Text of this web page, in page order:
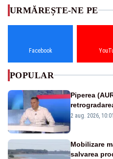
URMĂREȘTE-NE PE
Facebook
POPULAR
Piperea
catastrofă
2 aug. 2026, 10:01
Mobilizare
salvarea